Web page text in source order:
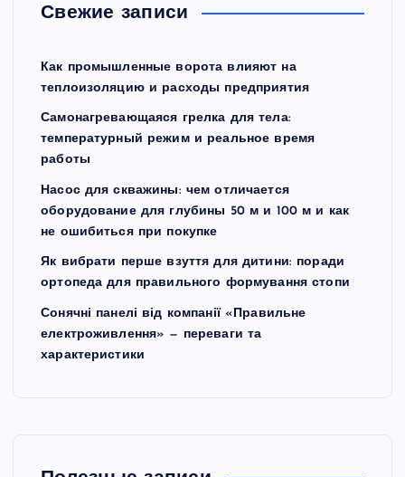
Свежие записи
Как промышленные ворота влияют на
теплоизоляцию и расходы предприятия
Самонагревающаяся грелка для тела:
температурный режим и реальное время
работы
Насос для скважины: чем отличается
оборудование для глубины 50 м и 100 м и как
не ошибиться при покупке
Як вибрати перше взуття для дитини: поради
ортопеда для правильного формування стопи
Сонячні панелі від компанії «Правильне
електроживлення» — переваги та
характеристики